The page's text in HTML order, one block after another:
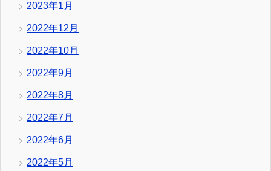
2023年1月
2022年12月
2022年10月
2022年9月
2022年8月
2022年7月
2022年6月
2022年5月